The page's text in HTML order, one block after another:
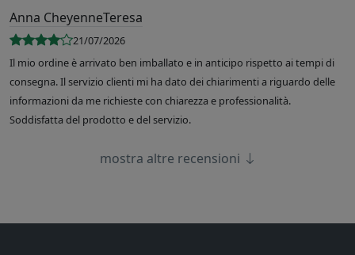
Anna CheyenneTeresa
21/07/2026
Il mio ordine è arrivato ben imballato e in anticipo rispetto ai tempi di
consegna. Il servizio clienti mi ha dato dei chiarimenti a riguardo delle
informazioni da me richieste con chiarezza e professionalità.
Soddisfatta del prodotto e del servizio.
mostra altre recensioni